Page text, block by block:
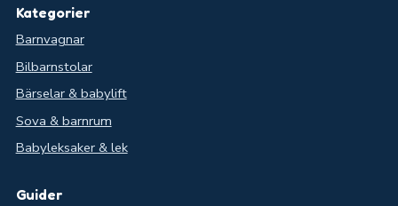
Kategorier
Barnvagnar
Bilbarnstolar
Bärselar & babylift
Sova & barnrum
Babyleksaker & lek
Guider